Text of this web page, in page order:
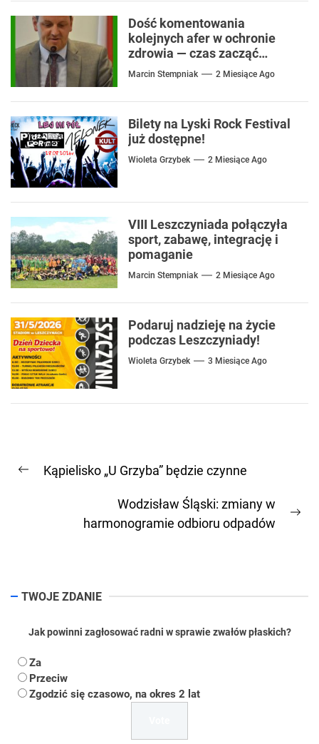
Dość komentowania
kolejnych afer w ochronie
zdrowia — czas zacząć
mówić o rozwiązaniach
Marcin Stempniak 2 Miesiące Ago
Bilety na Lyski Rock Festival
już dostępne!
Wioleta Grzybek 2 Miesiące Ago
VIII Leszczyniada połączyła
sport, zabawę, integrację i
pomaganie
Marcin Stempniak 2 Miesiące Ago
Podaruj nadzieję na życie
podczas Leszczyniady!
Wioleta Grzybek 3 Miesiące Ago
wpisu
Previous
Kąpielisko „U Grzyba” będzie czynne
Wodzisław Śląski: zmiany w
harmonogramie odbioru odpadów
TWOJE ZDANIE
Jak powinni zagłosować radni w sprawie zwałów płaskich?
Za
Przeciw
Zgodzić się czasowo, na okres 2 lat